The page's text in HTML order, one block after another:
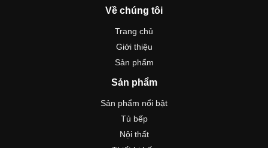
Về chúng tôi
Trang chủ
Giới thiệu
Sản phẩm
Sản phẩm
Sản phẩm nổi bật
Tủ bếp
Nội thất